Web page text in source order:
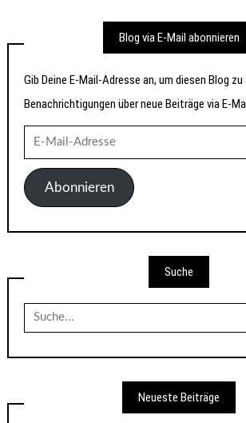
Blog via E-Mail abonnieren
Gib Deine E-Mail-Adresse an, um diesen Blog zu
Benachrichtigungen über neue Beiträge via E-
Mail-
AdresseAbonnieren
Suche
Suche
nach:
Neueste Beiträge